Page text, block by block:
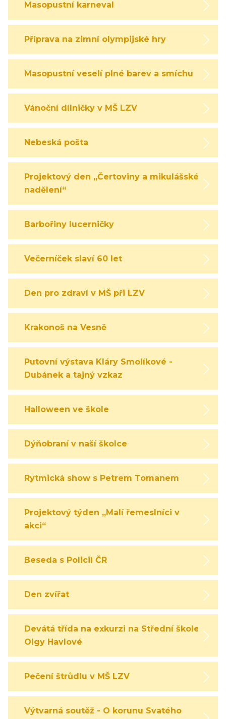
Masopustní karneval
Příprava na zimní olympijské hry
Masopustní veselí plné barev a smíchu
Vánoční dílničky v MŠ LZV
Nebeská pošta
Projektový den „Čertoviny a mikulášské
nadělení“
Barbořiny lucerničky
Večerníček slaví 60 let
Den pro zdraví v MŠ při LZV
Krakonoš na Vesně
Putovní výstava Kláry Smolíkové -
Dubánek a tajný vzkaz
Halloween ve škole
Dýňobraní v naší školce
Rytmická show s Petrem Tomanem
Projektový týden „Malí řemeslníci v
akci“
Beseda s Policií ČR
Den zvířat
Devátá třída na exkurzi na Střední škole
Olgy Havlové
Pečení štrůdlu v MŠ LZV
Výtvarná soutěž - O korunu Svatého